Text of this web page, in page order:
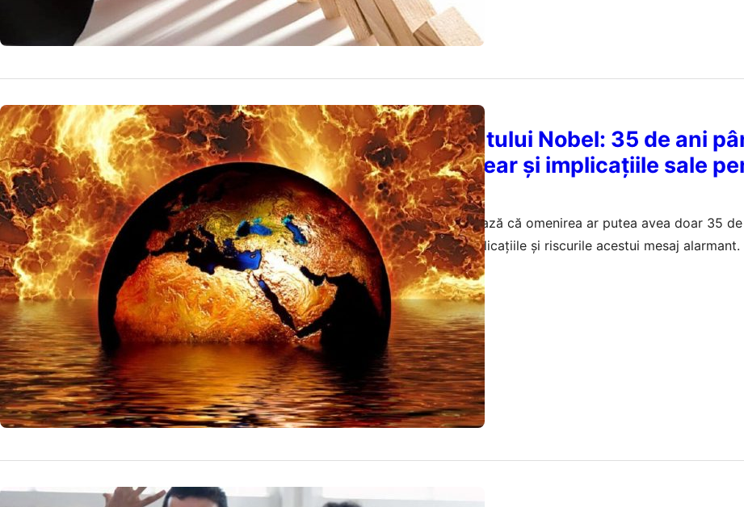
NOUTATI MEDICALE
Avertismentul Laureatului Nobel: 35 de ani
un posibil război nuclear și implicațiile sale
omenire
David Gross, laureat Nobel, avertizează că omenirea ar putea avea doar 35
de un război nuclear. Descoperă implicațiile și riscurile acestui mesaj alarmant.
byEchipa Editoriala 21 aprilie 2026